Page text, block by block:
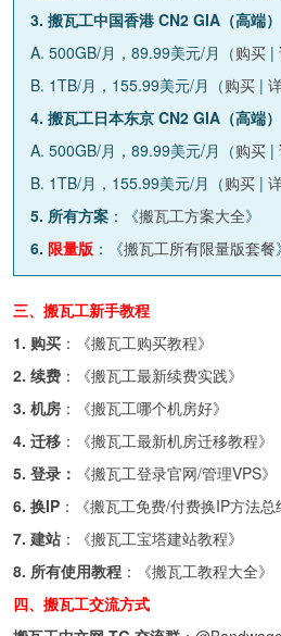
3. 搬瓦工中国香港 CN2 GIA（高端）
A. 500GB/月，89.99美元/月（购买 |
B. 1TB/月，155.99美元/月（购买 |
4. 搬瓦工日本东京 CN2 GIA（高端）
A. 500GB/月，89.99美元/月（购买 |
B. 1TB/月，155.99美元/月（购买 |
5. 所有方案 ：《搬瓦工方案大全》
6. 限量版 ：《搬瓦工所有限量版套餐》
三、搬瓦工新手教程
1. 购买 ：《搬瓦工购买教程》
2. 续费 ：《搬瓦工最新续费实践》
3. 机房 ：《搬瓦工哪个机房好》
4. 迁移 ：《搬瓦工最新机房迁移教程》
5. 登录：
《搬瓦工登录官网/管理VPS》
6. 换IP ：《搬瓦工免费/付费换IP方法总
7. 建站 ：《搬瓦工宝塔建站教程》
8. 所有使用教程 ：《搬瓦工教程大全》
四、搬瓦工交流方式